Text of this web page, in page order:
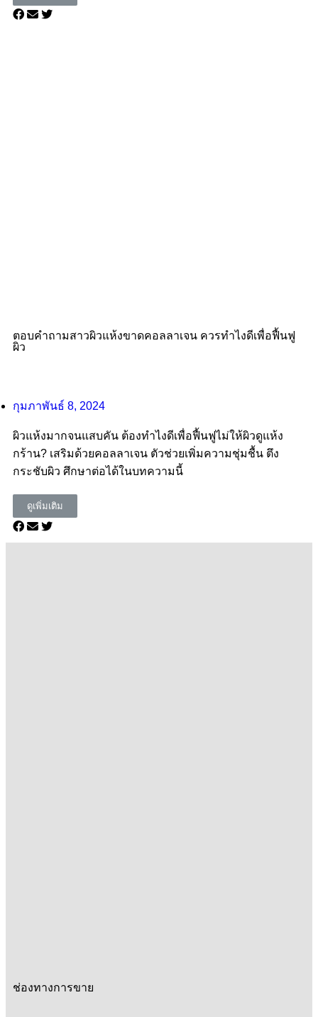
ตอบคำถามสาวผิวแห้งขาดคอลลาเจน ควรทําไงดีเพื่อฟื้นฟู
ผิว
กุมภาพันธ์ 8, 2024
ผิวแห้งมากจนแสบคัน ต้องทำไงดีเพื่อฟื้นฟูไม่ให้ผิวดูแห้ง
กร้าน? เสริมด้วยคอลลาเจน ตัวช่วยเพิ่มความชุ่มชื้น ตึง
กระชับผิว ศึกษาต่อได้ในบทความนี้
ดูเพิ่มเติม
ช่องทางการขาย